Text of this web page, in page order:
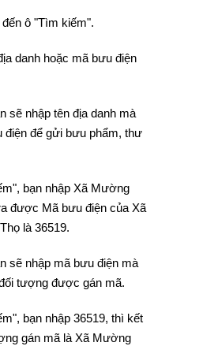
ô "Tìm kiếm".
danh hoặc mã bưu điện
sẽ nhập tên địa danh mà
điện để gửi bưu phẩm, thư
bạn nhập Xã Mường
được Mã bưu điện của Xã
là 36519.
sẽ nhập mã bưu điện mà
tượng được gán mã.
bạn nhập 36519, thì kết
gán mã là Xã Mường